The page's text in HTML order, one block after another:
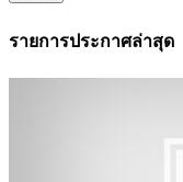
รายการประกาศล่าสุด